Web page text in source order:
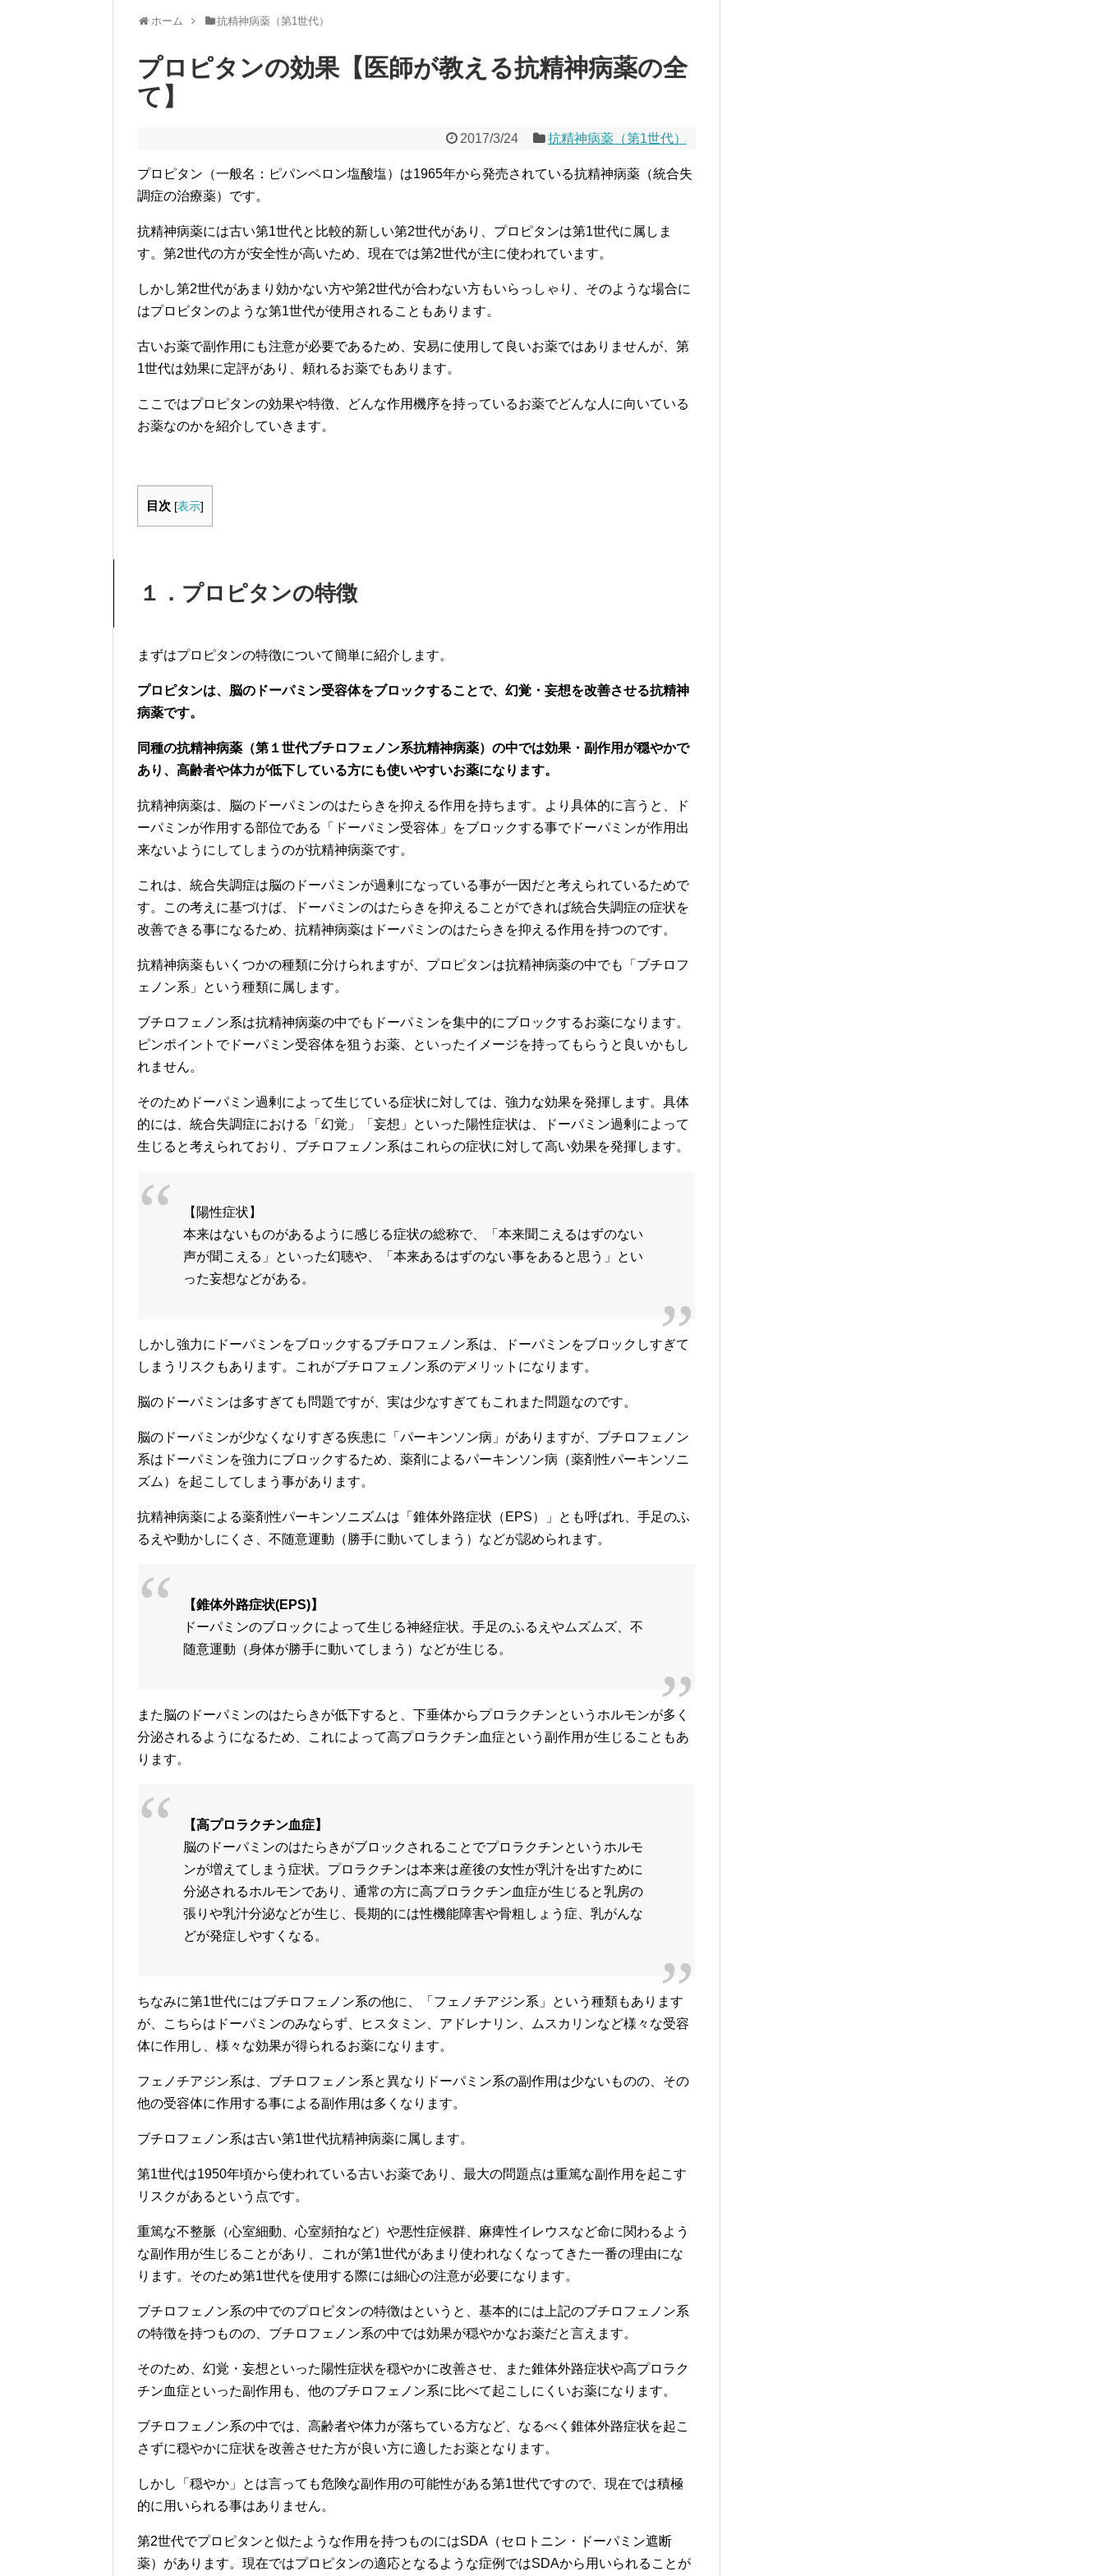
ホーム 抗精神病薬（第1世代）
プロピタンの効果【医師が教える抗精神病薬の全
て】
2017/3/24 抗精神病薬（第1世代）
プロピタン（一般名：ピパンペロン塩酸塩）は1965年から発売されている抗精神病薬（統合失
調症の治療薬）です。
抗精神病薬には古い第1世代と比較的新しい第2世代があり、プロピタンは第1世代に属しま
す。第2世代の方が安全性が高いため、現在では第2世代が主に使われています。
しかし第2世代があまり効かない方や第2世代が合わない方もいらっしゃり、そのような場合に
はプロピタンのような第1世代が使用されることもあります。
古いお薬で副作用にも注意が必要であるため、安易に使用して良いお薬ではありませんが、第
1世代は効果に定評があり、頼れるお薬でもあります。
ここではプロピタンの効果や特徴、どんな作用機序を持っているお薬でどんな人に向いている
お薬なのかを紹介していきます。
目次 [表示]
１．プロピタンの特徴
まずはプロピタンの特徴について簡単に紹介します。
プロピタンは、脳のドーパミン受容体をブロックすることで、幻覚・妄想を改善させる抗精神
病薬です。
同種の抗精神病薬（第１世代ブチロフェノン系抗精神病薬）の中では効果・副作用が穏やかで
あり、高齢者や体力が低下している方にも使いやすいお薬になります。
抗精神病薬は、脳のドーパミンのはたらきを抑える作用を持ちます。より具体的に言うと、ド
ーパミンが作用する部位である「ドーパミン受容体」をブロックする事でドーパミンが作用出
来ないようにしてしまうのが抗精神病薬です。
これは、統合失調症は脳のドーパミンが過剰になっている事が一因だと考えられているためで
す。この考えに基づけば、ドーパミンのはたらきを抑えることができれば統合失調症の症状を
改善できる事になるため、抗精神病薬はドーパミンのはたらきを抑える作用を持つのです。
抗精神病薬もいくつかの種類に分けられますが、プロピタンは抗精神病薬の中でも「ブチロフ
ェノン系」という種類に属します。
ブチロフェノン系は抗精神病薬の中でもドーパミンを集中的にブロックするお薬になります。
ピンポイントでドーパミン受容体を狙うお薬、といったイメージを持ってもらうと良いかもし
れません。
そのためドーパミン過剰によって生じている症状に対しては、強力な効果を発揮します。具体
的には、統合失調症における「幻覚」「妄想」といった陽性症状は、ドーパミン過剰によって
生じると考えられており、ブチロフェノン系はこれらの症状に対して高い効果を発揮します。
【陽性症状】
本来はないものがあるように感じる症状の総称で、「本来聞こえるはずのない
声が聞こえる」といった幻聴や、「本来あるはずのない事をあると思う」とい
った妄想などがある。
しかし強力にドーパミンをブロックするブチロフェノン系は、ドーパミンをブロックしすぎて
しまうリスクもあります。これがブチロフェノン系のデメリットになります。
脳のドーパミンは多すぎても問題ですが、実は少なすぎてもこれまた問題なのです。
脳のドーパミンが少なくなりすぎる疾患に「パーキンソン病」がありますが、ブチロフェノン
系はドーパミンを強力にブロックするため、薬剤によるパーキンソン病（薬剤性パーキンソニ
ズム）を起こしてしまう事があります。
抗精神病薬による薬剤性パーキンソニズムは「錐体外路症状（EPS）」とも呼ばれ、手足のふ
るえや動かしにくさ、不随意運動（勝手に動いてしまう）などが認められます。
【錐体外路症状(EPS)】
ドーパミンのブロックによって生じる神経症状。手足のふるえやムズムズ、不
随意運動（身体が勝手に動いてしまう）などが生じる。
また脳のドーパミンのはたらきが低下すると、下垂体からプロラクチンというホルモンが多く
分泌されるようになるため、これによって高プロラクチン血症という副作用が生じることもあ
ります。
【高プロラクチン血症】
脳のドーパミンのはたらきがブロックされることでプロラクチンというホルモ
ンが増えてしまう症状。プロラクチンは本来は産後の女性が乳汁を出すために
分泌されるホルモンであり、通常の方に高プロラクチン血症が生じると乳房の
張りや乳汁分泌などが生じ、長期的には性機能障害や骨粗しょう症、乳がんな
どが発症しやすくなる。
ちなみに第1世代にはブチロフェノン系の他に、「フェノチアジン系」という種類もあります
が、こちらはドーパミンのみならず、ヒスタミン、アドレナリン、ムスカリンなど様々な受容
体に作用し、様々な効果が得られるお薬になります。
フェノチアジン系は、ブチロフェノン系と異なりドーパミン系の副作用は少ないものの、その
他の受容体に作用する事による副作用は多くなります。
ブチロフェノン系は古い第1世代抗精神病薬に属します。
第1世代は1950年頃から使われている古いお薬であり、最大の問題点は重篤な副作用を起こす
リスクがあるという点です。
重篤な不整脈（心室細動、心室頻拍など）や悪性症候群、麻痺性イレウスなど命に関わるよう
な副作用が生じることがあり、これが第1世代があまり使われなくなってきた一番の理由にな
ります。そのため第1世代を使用する際には細心の注意が必要になります。
ブチロフェノン系の中でのプロピタンの特徴はというと、基本的には上記のブチロフェノン系
の特徴を持つものの、ブチロフェノン系の中では効果が穏やかなお薬だと言えます。
そのため、幻覚・妄想といった陽性症状を穏やかに改善させ、また錐体外路症状や高プロラク
チン血症といった副作用も、他のブチロフェノン系に比べて起こしにくいお薬になります。
ブチロフェノン系の中では、高齢者や体力が落ちている方など、なるべく錐体外路症状を起こ
さずに穏やかに症状を改善させた方が良い方に適したお薬となります。
しかし「穏やか」とは言っても危険な副作用の可能性がある第1世代ですので、現在では積極
的に用いられる事はありません。
第2世代でプロピタンと似たような作用を持つものにはSDA（セロトニン・ドーパミン遮断
薬）があります。現在ではプロピタンの適応となるような症例ではSDAから用いられることが